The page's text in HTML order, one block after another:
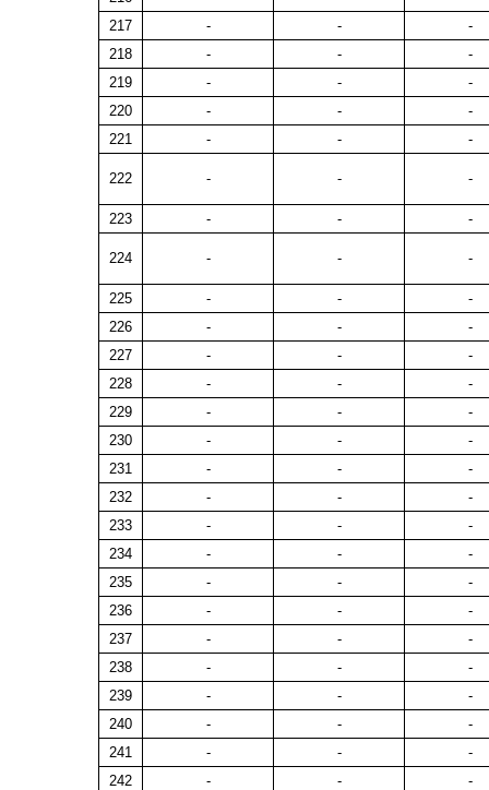
217
- -
-
218
- -
-
219
- -
-
220
- -
-
221
- - -
222 - - -
223 - - -
224 - - -
225 - -
-
226
- -
-
227
- -
-
228
- -
-
229
- -
-
230
- -
-
231
- -
-
232
- -
-
233
- -
-
234
- -
-
235
- -
-
236
- -
-
237
- -
-
238
- -
-
239
- -
-
240
- -
-
241
- -
-
242
- -
-